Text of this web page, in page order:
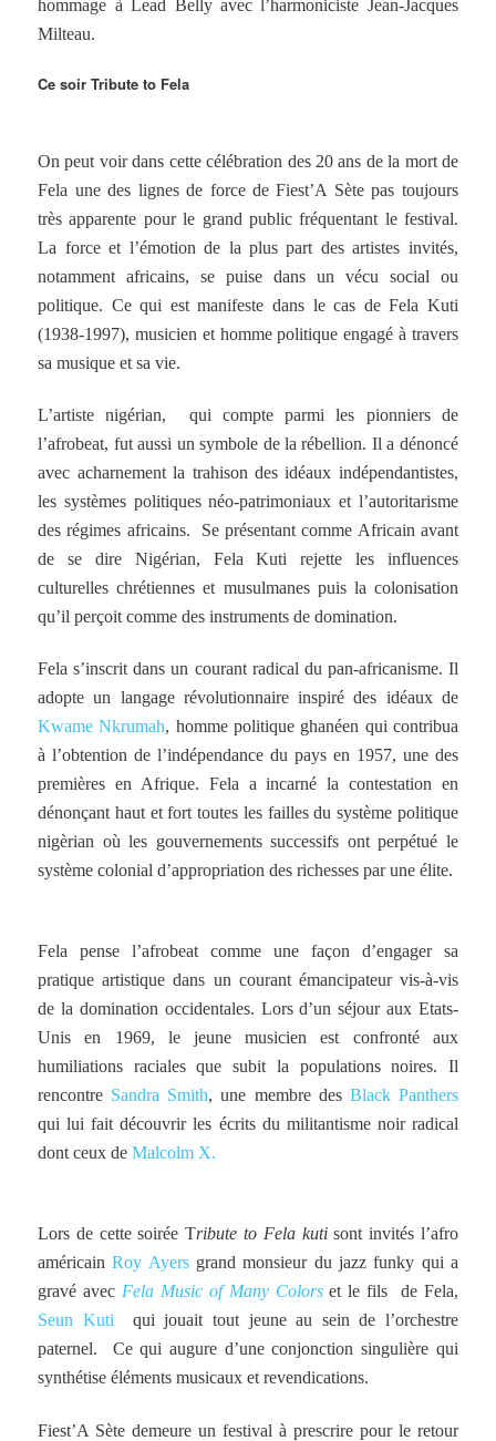
hommage à Lead Belly avec l’harmoniciste Jean-Jacques
Milteau.
Ce soir Tribute to Fela
On peut voir dans cette célébration des 20 ans de la mort de
Fela une des lignes de force de Fiest’A Sète pas toujours
très apparente pour le grand public fréquentant le festival.
La force et l’émotion de la plus part des artistes invités,
notamment africains, se puise dans un vécu social ou
politique. Ce qui est manifeste dans le cas de Fela Kuti
(1938-1997), musicien et homme politique engagé à travers
sa musique et sa vie.
L’artiste nigérian, qui compte parmi les pionniers de
l’afrobeat, fut aussi un symbole de la rébellion. Il a dénoncé
avec acharnement la trahison des idéaux indépendantistes,
les systèmes politiques néo-patrimoniaux et l’autoritarisme
des régimes africains. Se présentant comme Africain avant
de se dire Nigérian, Fela Kuti rejette les influences
culturelles chrétiennes et musulmanes puis la colonisation
qu’il perçoit comme des instruments de domination.
Fela s’inscrit dans un courant radical du pan-africanisme. Il
adopte un langage révolutionnaire inspiré des idéaux de
Kwame Nkrumah, homme politique ghanéen qui contribua
à l’obtention de l’indépendance du pays en 1957, une des
premières en Afrique. Fela a incarné la contestation en
dénonçant haut et fort toutes les failles du système politique
nigèrian où les gouvernements successifs ont perpétué le
système colonial d’appropriation des richesses par une élite.
Fela pense l’afrobeat comme une façon d’engager sa
pratique artistique dans un courant émancipateur vis-à-vis
de la domination occidentales. Lors d’un séjour aux Etats-
Unis en 1969, le jeune musicien est confronté aux
humiliations raciales que subit la populations noires. Il
rencontre Sandra Smith, une membre des Black Panthers
qui lui fait découvrir les écrits du militantisme noir radical
dont ceux deMalcolm X.
Lors de cette soirée Tribute to Fela kutisont invités l’afro
américainRoy Ayersgrand monsieur du jazz funky qui a
gravé avec Fela Music of Many Colorset le fils de Fela,
Seun Kuti
qui jouait tout jeune au sein de l’orchestre
paternel. Ce qui augure d’une conjonction singulière qui
synthétise éléments musicaux et revendications.
Fiest’A Sète demeure un festival à prescrire pour le retour